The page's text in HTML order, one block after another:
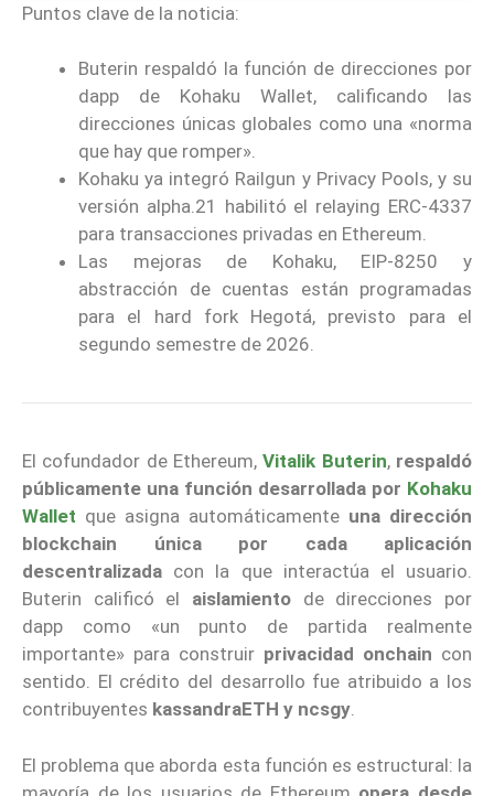
Puntos clave de la noticia:
Buterin respaldó la función de direcciones por
dapp de Kohaku Wallet, calificando las
direcciones únicas globales como una «norma
que hay que romper».
Kohaku ya integró Railgun y Privacy Pools, y su
versión alpha.21 habilitó el relaying ERC-4337
para transacciones privadas en Ethereum.
Las mejoras de Kohaku, EIP-8250 y
abstracción de cuentas están programadas
para el hard fork Hegotá, previsto para el
segundo semestre de 2026.
El cofundador de Ethereum,Vitalik Buterin, respaldó
públicamente una función desarrollada por Kohaku
Wallet que asigna automáticamente una dirección
blockchain única por cada aplicación
descentralizada con la que interactúa el usuario.
Buterin calificó el aislamiento de direcciones por
dapp como «un punto de partida realmente
importante» para construir privacidad onchain con
sentido. El crédito del desarrollo fue atribuido a los
contribuyentes kassandraETH y ncsgy.
El problema que aborda esta función es estructural: la